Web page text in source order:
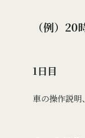
（例）
1日目
車の操作説明